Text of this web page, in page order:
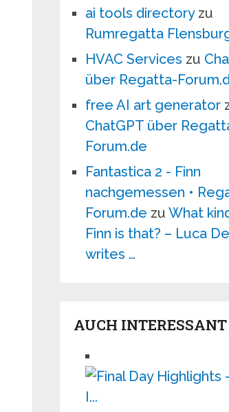
ai tools directoryzu
Rumregatta
HVAC Services zu
über Regatta-
free AI art generator
ChatGPT über
Forum.de
Fantastica 2 - Finn
nachgemessen •
Forum.de zuWhat
Finn is that? – Luca
writes …
AUCH INTERESSANT